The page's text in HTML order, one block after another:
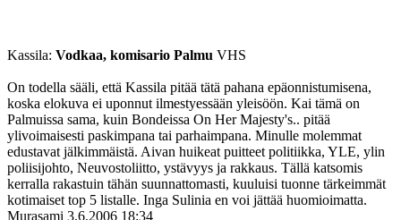
Kassila: Vodkaa, komisario Palmu VHS
On todella sääli, että Kassila pitää tätä pahana epäonnistumisena,
koska elokuva ei uponnut ilmestyessään yleisöön. Kai tämä on
Palmuissa sama, kuin Bondeissa On Her Majesty's.. pitää
ylivoimaisesti paskimpana tai parhaimpana. Minulle molemmat
edustavat jälkimmäistä. Aivan huikeat puitteet politiikka, YLE, ylin
poliisijohto, Neuvostoliitto, ystävyys ja rakkaus. Tällä katsomis
kerralla rakastuin tähän suunnattomasti, kuuluisi tuonne tärkeimmät
kotimaiset top 5 listalle. Inga Sulinia en voi jättää huomioimatta.
Murasami 3.6.2006 18:34